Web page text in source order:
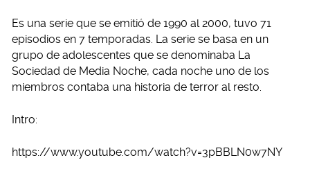
Es una serie que se emitió de 1990 al 2000, tuvo 71
episodios en 7 temporadas. La serie se basa en un
grupo de adolescentes que se denominaba La
Sociedad de Media Noche, cada noche uno de los
miembros contaba una historia de terror al resto.
Intro:
https://www.youtube.com/watch?v=3pBBLN0w7NY